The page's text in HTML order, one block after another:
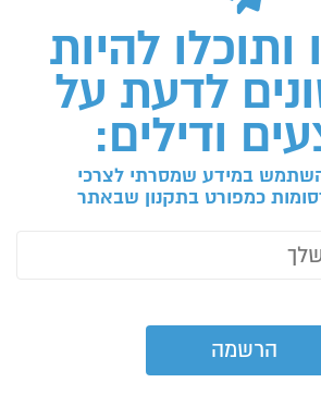
להיות
לדעת על
ודילים:
במידע שמסרתי לצרכי
כמפורט בתקנון שבאתר